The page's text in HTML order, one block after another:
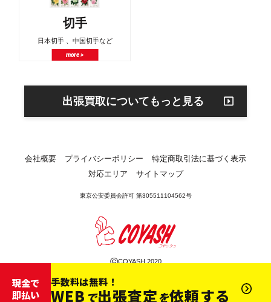
切手
日本切手 、中国切手など
more >
出張買取についてもっと見る
会社概要 プライバシーポリシー
特定商取引法に基づく表示
対応エリア
サイトマップ
東京公安委員会許可 第305511104562号
©COYASH 2020
現金で
即払い
手数料は無料！
WEB で出張査定を依頼する